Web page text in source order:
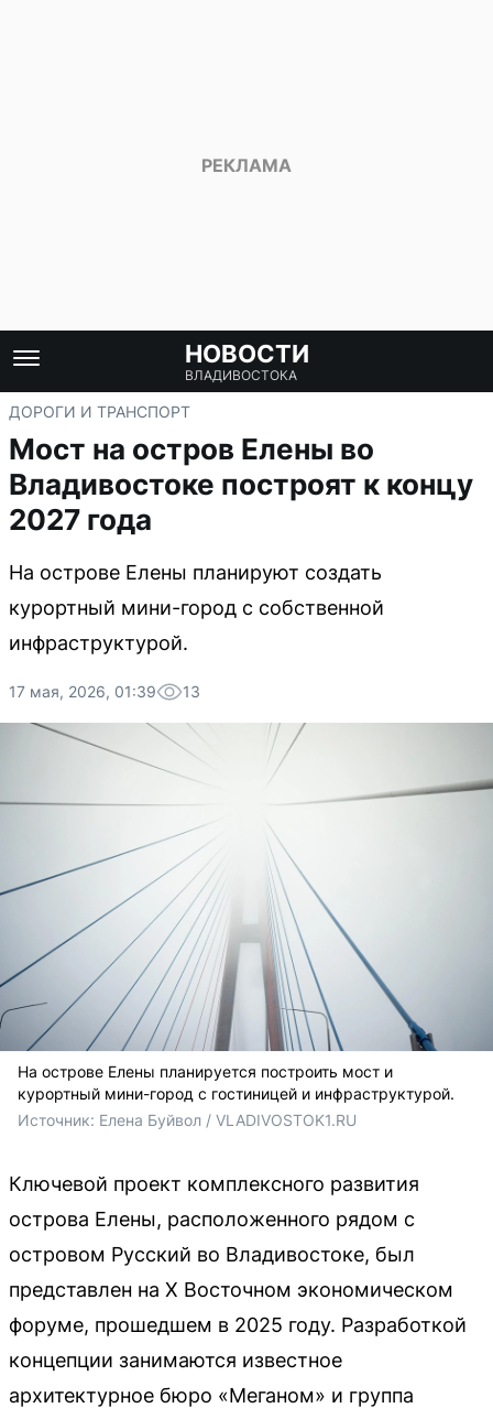
НОВОСТИ
ВЛАДИВОСТОКА
ДОРОГИ И ТРАНСПОРТ
Мост на остров Елены во
Владивостоке построят к концу
2027 года
На острове Елены планируют создать
курортный мини-город с собственной
инфраструктурой.
17 мая, 2026, 01:39 13
На острове Елены планируется построить мост и
курортный мини-город с гостиницей и инфраструктурой.
Источник: Елена Буйвол / VLADIVOSTOK1.RU
Ключевой проект комплексного развития
острова Елены, расположенного рядом с
островом Русский во Владивостоке, был
представлен на X Восточном экономическом
форуме, прошедшем в 2025 году. Разработкой
концепции занимаются известное
архитектурное бюро «Меганом» и группа